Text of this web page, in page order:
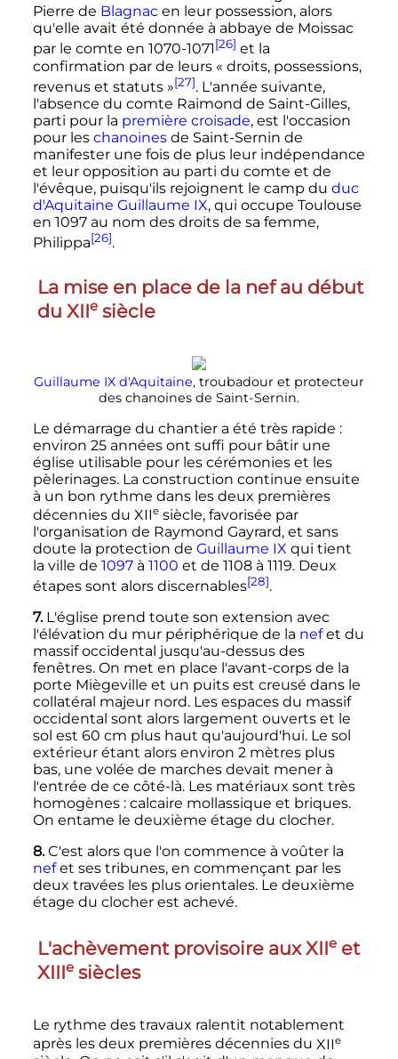
Pierre de Blagnacen leur possession, alors
qu'elle avait été donnée à abbaye de Moissac
par le comte en 1070-1071[26] et la
confirmation par de leurs « droits, possessions,
revenus et statuts »[27]. L'année suivante,
l'absence du comte Raimond de Saint-Gilles,
parti pour la première croisade, est l'occasion
pour les chanoinesde Saint-Sernin de
manifester une fois de plus leur indépendance
et leur opposition au parti du comte et de
l'évêque, puisqu'ils rejoignent le camp du duc
d'Aquitaine Guillaume IX, qui occupe Toulouse
en 1097 au nom des droits de sa femme,
Philippa[26].
La mise en place de la nef au début
du XIIe siècle
Guillaume IX d'Aquitaine, troubadour et protecteur
des chanoines de Saint-Sernin.
Le démarrage du chantier a été très rapide :
environ 25 années ont suffi pour bâtir une
église utilisable pour les cérémonies et les
pèlerinages. La construction continue ensuite
à un bon rythme dans les deux premières
décennies du XIIe siècle, favorisée par
l'organisation de Raymond Gayrard, et sans
doute la protection de Guillaume IX qui tient
la ville de 1097à 1100 et de 1108 à 1119. Deux
étapes sont alors discernables[28].
7.L'église prend toute son extension avec
l'élévation du mur périphérique de la nefet du
massif occidental jusqu'au-dessus des
fenêtres. On met en place l'avant-corps de la
porte Miègeville et un puits est creusé dans le
collatéral majeur nord. Les espaces du massif
occidental sont alors largement ouverts et le
sol est 60 cm plus haut qu'aujourd'hui. Le sol
extérieur étant alors environ 2 mètresplus
bas, une volée de marches devait mener à
l'entrée de ce côté-là. Les matériaux sont très
homogènes : calcaire mollassique et briques.
On entame le deuxième étage du clocher.
8.C'est alors que l'on commence à voûter la
nefet ses tribunes, en commençant par les
deux travées les plus orientales. Le deuxième
étage du clocher est achevé.
L'achèvement provisoire auxXIIe et
XIIIe siècles
Le rythme des travaux ralentit notablement
après les deux premières décennies du XIIe